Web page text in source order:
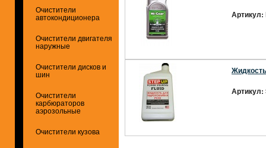
Очистители
автокондиционера
Очистители двигателя
наружные
Очистители дисков и
шин
Очистители
карбюраторов
аэрозольные
Очистители кузова
Артикул:
Артикул: